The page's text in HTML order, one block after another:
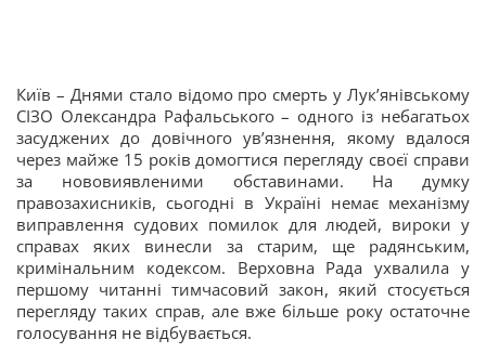
Київ – Днями стало відомо про смерть у Лук’янівському
СІЗО Олександра Рафальського – одного із небагатьох
засуджених до довічного ув’язнення, якому вдалося
через майже 15 років домогтися перегляду своєї справи
за нововиявленими обставинами. На думку
правозахисників, сьогодні в Україні немає механізму
виправлення судових помилок для людей, вироки у
справах яких винесли за старим, ще радянським,
кримінальним кодексом. Верховна Рада ухвалила у
першому читанні тимчасовий закон, який стосується
перегляду таких справ, але вже більше року остаточне
голосування не відбувається.